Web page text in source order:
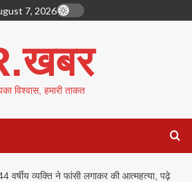
7, 2026
विश्वास, हमारी ताकत
वर्षीय व्यक्ति ने फांसी लगाकर की आत्महत्या, पढ़े